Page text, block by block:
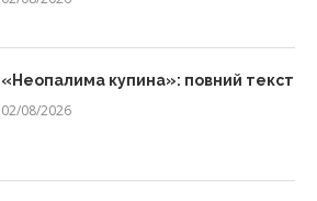
«Неопалима купина»: повний текст
02/08/2026